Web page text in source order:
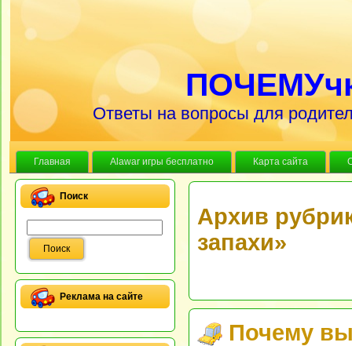
Ответы на вопросы для
Главная Alawar игры бесплатно Карта сайта
Поиск
Реклама на сайте
Архив
запахи»
Почему